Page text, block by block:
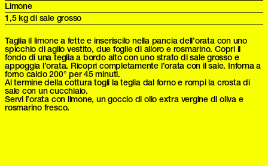
Limone
1,5 kg di sale grosso
Taglia il limone a fette e inseriscilo nella pancia dell’orata con uno
spicchio di aglio vestito, due foglie di alloro e rosmarino. Copri il
fondo di una teglia a bordo alto con uno strato di sale grosso e
appoggia l’orata. Ricopri completamente l’orata con il sale. Inforna a
forno caldo 200° per 45 minuti.
Al termine della cottura togli la teglia dal forno e rompi la crosta di
sale con un cucchiaio.
Servi l’orata con limone, un goccio di olio extra vergine di oliva e
rosmarino fresco.